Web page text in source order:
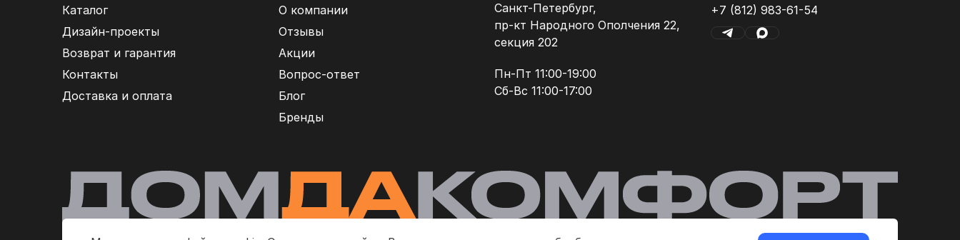
Каталог
Дизайн-проекты
Возврат и гарантия
Контакты
Доставка и оплата
О компании
Отзывы
Акции
Вопрос-ответ
Блог
Бренды
Санкт-Петербург,
пр-кт Народного Ополчения 22,
секция 202
Пн-Пт 11:00-19:00
Сб-Вс 11:00-17:00
+7 (812) 983-61-54